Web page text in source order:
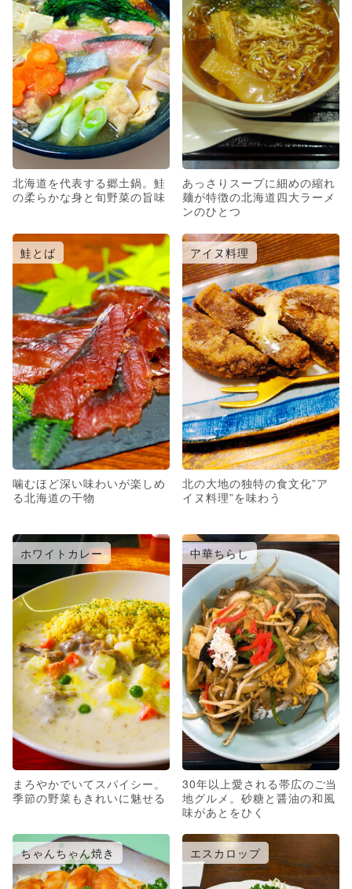
北海道を代表する郷土鍋。鮭
の柔らかな身と旬野菜の旨味
あっさりスープに細めの縮れ
麺が特徴の北海道四大ラーメ
ンのひとつ
鮭とば
噛むほど深い味わいが楽しめ
る北海道の干物
アイヌ料理
北の大地の独特の食文化”ア
イヌ料理”を味わう
ホワイトカレー
まろやかでいてスパイシー。
季節の野菜もきれいに魅せる
中華ちらし
30年以上愛される帯広のご当
地グルメ。砂糖と醤油の和風
味があとをひく
ちゃんちゃん焼き エスカロップ